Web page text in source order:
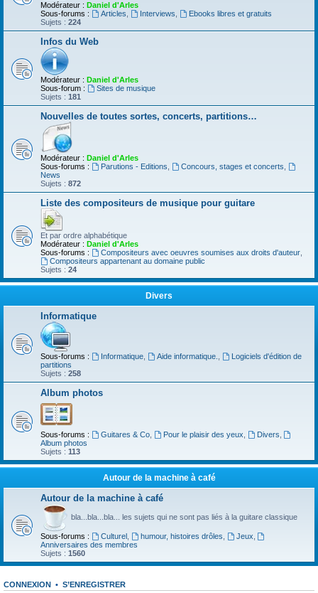
Modérateur : Daniel d'Arles
Sous-forums :
Articles Interviews
Ebooks libres et gratuits
Sujets : 224
Infos du Web
Modérateur : Daniel d'Arles
Sous-forum :
Sites de musique
Sujets : 181
Nouvelles de toutes sortes, concerts, partitions…
Modérateur : Daniel d'Arles
Sous-forums :
Parutions - Editions Concours, stages et concerts
News
Sujets : 872
Liste des compositeurs de musique pour guitare
Et par ordre alphabétique
Modérateur : Daniel d'Arles
Sous-forums :
Compositeurs avec oeuvres soumises aux droits d'auteur,
Compositeurs appartenant au domaine public
Sujets : 24
Divers
Informatique
Sous-forums : Informatique, Aide informatique.
Logiciels d'édition de
partitions
Sujets : 258
Album photos
Sous-forums : Guitares & Co, Pour le plaisir des yeux Divers
Album photos
Sujets : 113
Autour de la machine à café
Autour de la machine à café
bla...bla...bla... les sujets qui ne sont pas liés à la guitare classique
Sous-forums : Culturel, humour, histoires drôles Jeux
Anniversaires des membres
Sujets : 1560
CONNEXION • S’ENREGISTRER